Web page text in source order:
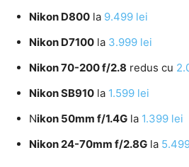
Nikon D800 la 9.499 lei
Nikon D7100 la 3.999 lei
Nikon 70-200 f/2.8 redus cu
Nikon SB910 la 1.599 lei
Nikon 50mm f/1.4G la 1.399 lei
Nikon 24-70mm f/2.8G la